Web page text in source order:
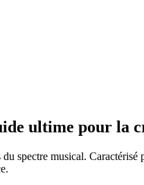
ultime pour la
spectre musical.